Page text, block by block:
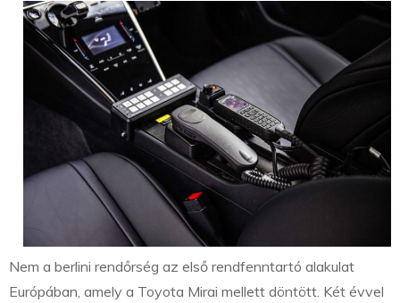
Nem a berlini rendőrség az első rendfenntartó alakulat
Európában, amely a Toyota Mirai mellett döntött. Két évvel